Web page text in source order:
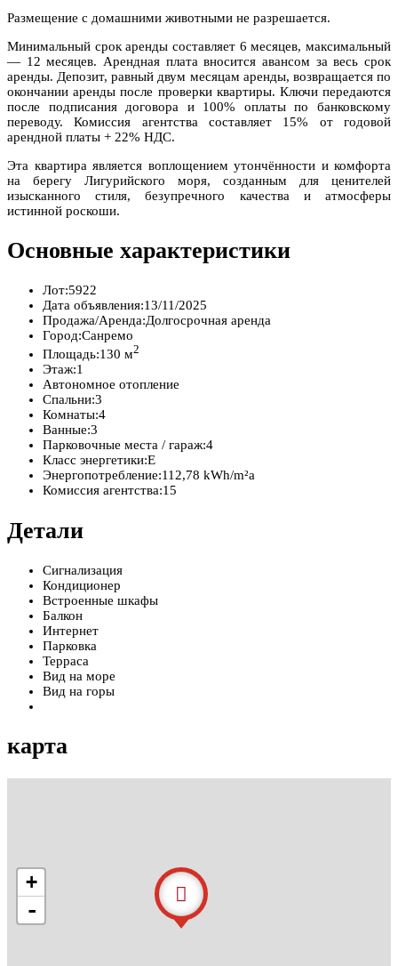
Размещение с домашними животными не разрешается.
Минимальный срок аренды составляет 6 месяцев, максимальный
— 12 месяцев. Арендная плата вносится авансом за весь срок
аренды. Депозит, равный двум месяцам аренды, возвращается по
окончании аренды после проверки квартиры. Ключи передаются
после подписания договора и 100% оплаты по банковскому
переводу. Комиссия агентства составляет 15% от годовой
арендной платы + 22% НДС.
Эта квартира является воплощением утончённости и комфорта
на берегу Лигурийского моря, созданным для ценителей
изысканного стиля, безупречного качества и атмосферы
истинной роскоши.
Основные характеристики
Лот:5922
Дата объявления:13/11/2025
Продажа/Аренда:Долгосрочная аренда
Город:Санремо
Площадь:130 м2
Этаж:1
Автономное отопление
Спальни:3
Комнаты:4
Ванные:3
Парковочные места / гараж:4
Класс энергетики:E
Энергопотребление:112,78 kWh/m²a
Комиссия агентства:15
Детали
Сигнализация
Кондиционер
Встроенные шкафы
Балкон
Интернет
Парковка
Терраса
Вид на море
Вид на горы
карта
+
-